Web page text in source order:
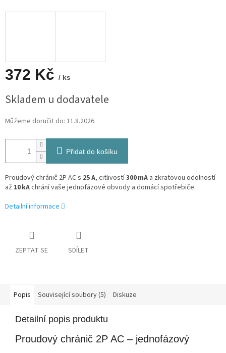
372 Kč / ks
cena:
Skladem u dodavatele
Můžeme doručit do: 11.8.2026
Přidat do košíku
Proudový chránič 2P AC s 25 A, citlivostí300 mA a zkratovou odolností
až 10 kAchrání vaše jednofázové obvody a domácí spotřebiče.
Detailní informace
ZEPTAT SE SDÍLET
Popis Související soubory (5) Diskuze
Detailní popis produktu
Proudový chránič 2P AC – jednofázový